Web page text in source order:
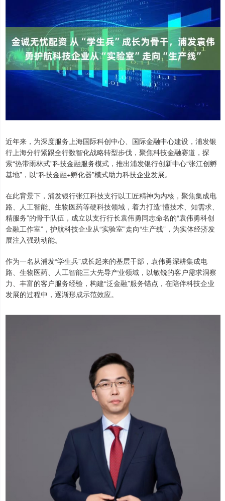
近年来，为深度服务上海国际科创中心、国际金融中心建设，浦发银
行上海分行紧跟全行数智化战略转型步伐，聚焦科技金融赛道，探
索“热带雨林式”科技金融服务模式，推出浦发银行创新中心“张江创孵
基地”，以“科技金融+孵化器”模式助力科技企业发展。
在此背景下，浦发银行张江科技支行以工匠精神为内核，聚焦集成电
路、人工智能、生物医药等硬科技领域，着力打造“懂技术、知需求、
精服务”的骨干队伍，成立以支行行长袁伟勇同志命名的“袁伟勇科创
金融工作室”，护航科技企业从“实验室”走向“生产线”，为实体经济发
展注入强劲动能。
作为一名从浦发“学生兵”成长起来的基层干部，袁伟勇深耕集成电
路、生物医药、人工智能三大先导产业领域，以敏锐的客户需求洞察
力、丰富的客户服务经验，构建“泛金融”服务锚点，在陪伴科技企业
发展的过程中，逐渐形成示范效应。